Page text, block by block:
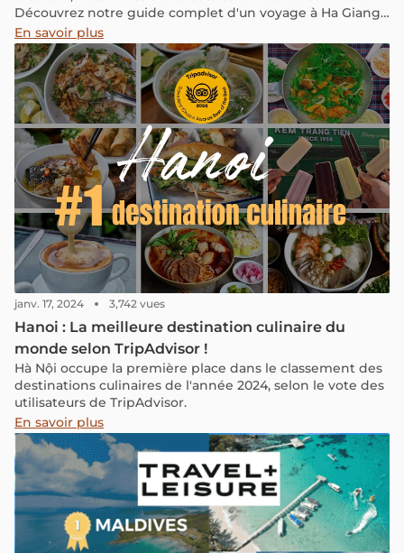
Découvrez notre guide complet d'un voyage à Ha Giang
avec les meilleurs conseils météo, des itinéraires
passionnants et nos suggestions de voyages vers
d'autres destinations du nord du Vietnam depuis Ha
Giang.
En savoir plus
janv. 17, 2024 3,742 vues
Hanoi : La meilleure destination culinaire du
monde selon TripAdvisor !
Hà Nội occupe la première place dans le classement des
destinations culinaires de l'année 2024, selon le vote des
utilisateurs de TripAdvisor.
En savoir plus